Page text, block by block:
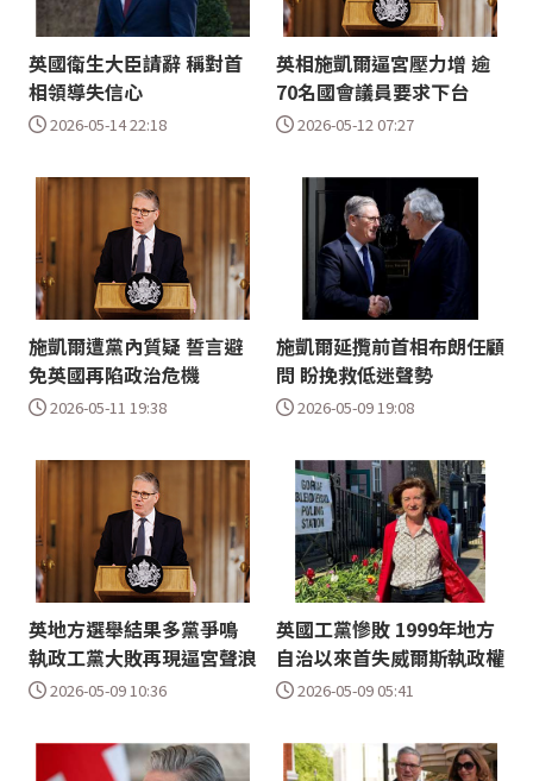
英國衛生大臣請辭 稱對首
相領導失信心
2026-05-14 22:18
英相施凱爾逼宮壓力增 逾
70名國會議員要求下台
2026-05-12 07:27
施凱爾遭黨內質疑 誓言避
免英國再陷政治危機
2026-05-11 19:38
施凱爾延攬前首相布朗任顧
問 盼挽救低迷聲勢
2026-05-09 19:08
英地方選舉結果多黨爭鳴
執政工黨大敗再現逼宮聲浪
2026-05-09 10:36
英國工黨慘敗 1999年地方
自治以來首失威爾斯執政權
2026-05-09 05:41